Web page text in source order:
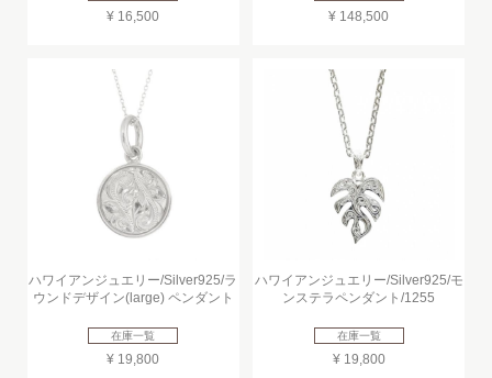
¥ 16,500 ¥ 148,500
ハワイアンジュエリー/Silver925/ラ
ウンドデザイン(large) ペンダント
在庫一覧
¥ 19,800
ハワイアンジュエリー/Silver925/モ
ンステラペンダント/1255
在庫一覧
¥ 19,800